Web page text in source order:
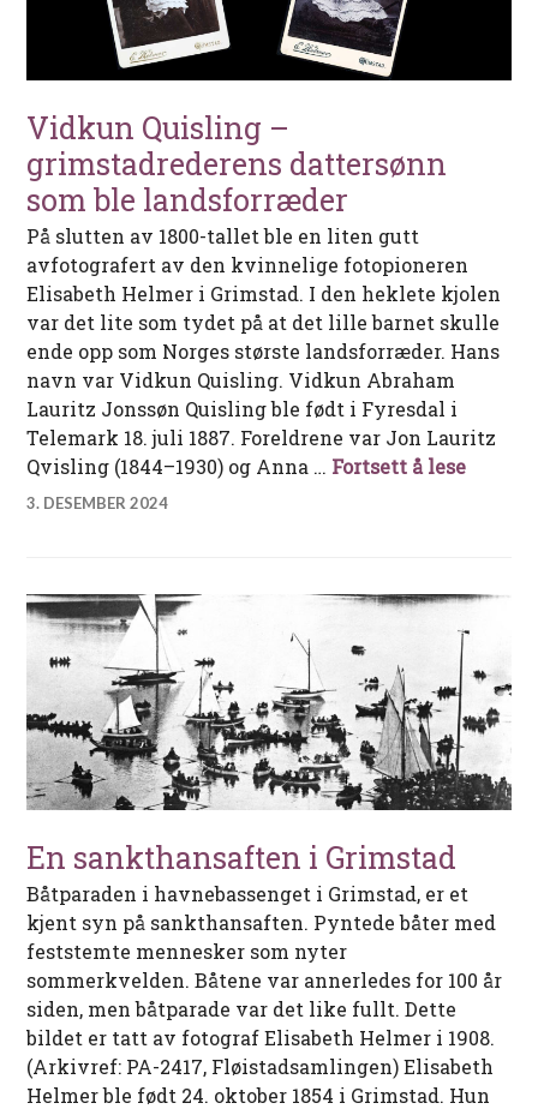
Vidkun Quisling –
grimstadrederens dattersønn
som ble landsforræder
På slutten av 1800-tallet ble en liten gutt
avfotografert av den kvinnelige fotopioneren
Elisabeth Helmer i Grimstad. I den heklete kjolen
var det lite som tydet på at det lille barnet skulle
ende opp som Norges største landsforræder. Hans
navn var Vidkun Quisling. Vidkun Abraham
Lauritz Jonssøn Quisling ble født i Fyresdal i
Telemark 18. juli 1887. Foreldrene var Jon Lauritz
Qvisling (1844–1930) og Anna … Fortsett å lese
3. DESEMBER 2024
En sankthansaften i Grimstad
Båtparaden i havnebassenget i Grimstad, er et
kjent syn på sankthansaften. Pyntede båter med
feststemte mennesker som nyter
sommerkvelden. Båtene var annerledes for 100 år
siden, men båtparade var det like fullt. Dette
bildet er tatt av fotograf Elisabeth Helmer i 1908.
(Arkivref: PA-2417, Fløistadsamlingen) Elisabeth
Helmer ble født 24. oktober 1854 i Grimstad. Hun